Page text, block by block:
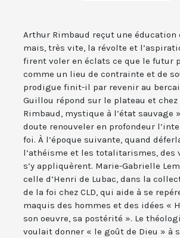
Arthur Rimbaud reçut une éducation
mais, très vite, la révolte et
firent voler en éclats ce que le futur
comme un lieu de contrainte et de
prodigue finit-il par revenir au
Guillou répond sur le plateau et chez
Rimbaud, mystique à l’état sauvage
doute renouveler en profondeur
foi. À l’époque suivante, quand
l’athéisme et les totalitarismes, des
s’y appliquèrent. Marie-Gabrielle
celle d’Henri de Lubac, dans la
de la foi chez CLD, qui aide à se
maquis des hommes et des idées «
son oeuvre, sa postérité ». Le
voulait donner « le goût de Dieu » à